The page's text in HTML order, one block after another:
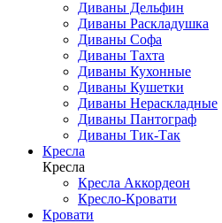
Диваны Дельфин
Диваны Раскладушка
Диваны Софа
Диваны Тахта
Диваны Кухонные
Диваны Кушетки
Диваны Нераскладные
Диваны Пантограф
Диваны Тик-Так
Кресла
Кресла
Кресла Аккордеон
Кресло-Кровати
Кровати